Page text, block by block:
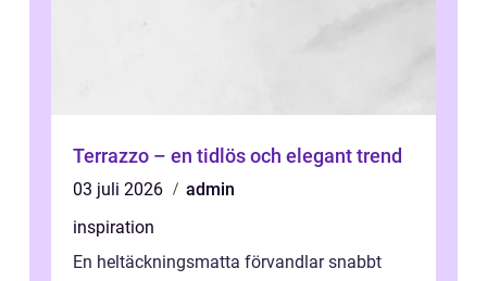
Terrazzo – en tidlös och elegant trend
03 juli 2026
admin
inspiration
En heltäckningsmatta förvandlar snabbt